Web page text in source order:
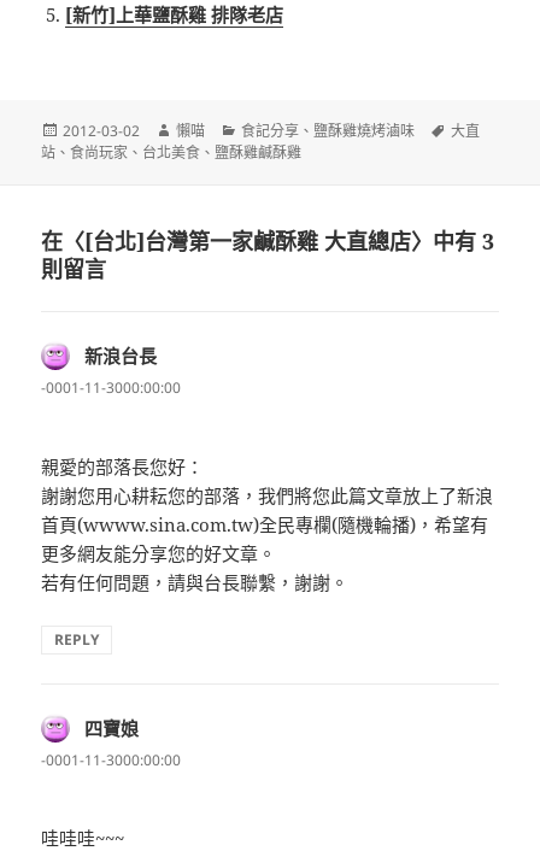
[新竹]上華鹽酥雞 排隊老店
發
佈
2012-03-02
作
者
懶喵
分
類
食記分享 、 鹽酥雞燒烤滷味
標
大直
站 、食尚玩家 、 台北美食 、 鹽酥雞鹹酥雞
在〈[台北]台灣第一家鹹酥雞 大直總店〉中有 3
則留言
新浪台長
示:
-0001-11-3000:00:00
親愛的部落長您好：
謝謝您用心耕耘您的部落，我們將您此篇文章放上了新浪
首頁(wwww.sina.com.tw)全民專欄(隨機輪播)，希望有
更多網友能分享您的好文章。
若有任何問題，請與台長聯繫，謝謝。
REPLY
四寶娘
示:
-0001-11-3000:00:00
哇哇哇~~~